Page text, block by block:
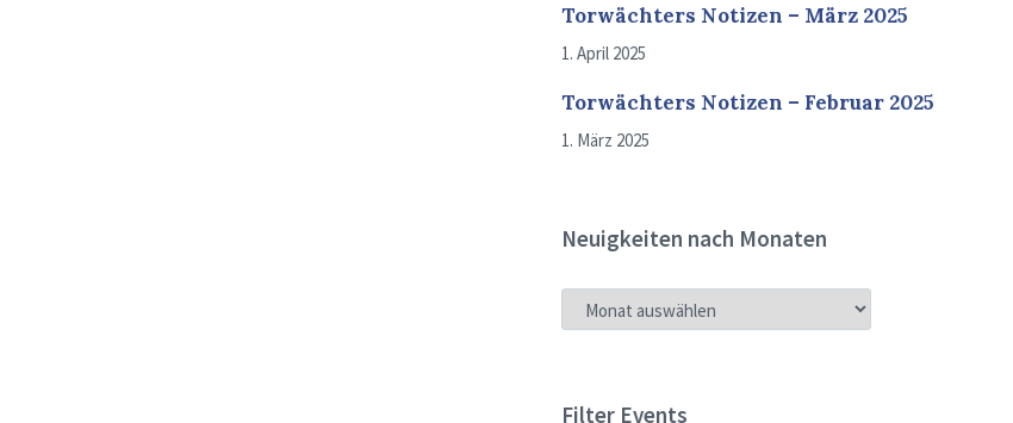
Torwächters Notizen – März 2025
1. April 2025
Torwächters Notizen – Februar 2025
1. März 2025
Neuigkeiten nach Monaten
NEUIGKEITEN
NACH
Filter Events